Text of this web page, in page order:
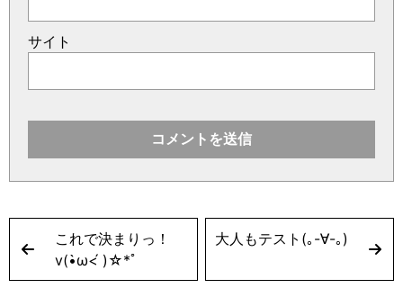
サイト
これで決まりっ！
v(•̀ω<́ )☆*ﾟ
大人もテスト(｡-∀-｡)